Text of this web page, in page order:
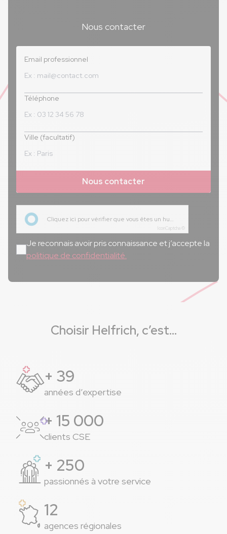
Nous contacter
Email professionnel
Téléphone
Ville (facultatif)
Nous contacter
IconCaptcha ©
Cliquez ici pour vérifier que vous êtes un humain
Je reconnais avoir pris connaissance et j’accepte la
politique de confidentialité.
Choisir Helfrich, c’est…
+ 39
années d’expertise
+ 15 000
clients CSE
+ 250
passionnés à votre service
12
agences régionales